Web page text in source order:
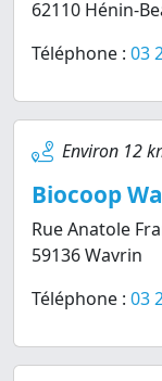
62110 Hénin-
Téléphone : 03
Environ 12
Biocoop
Rue Anatole
59136 Wavrin
Téléphone : 03